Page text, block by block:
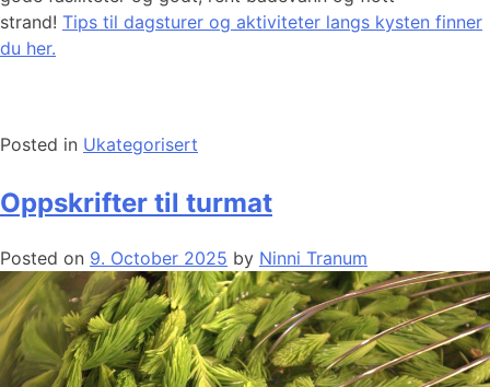
strand! Tips til dagsturer og aktiviteter langs kysten finner
du her.
Posted in Ukategorisert
Oppskrifter til turmat
Posted on 9. October 2025 by Ninni Tranum